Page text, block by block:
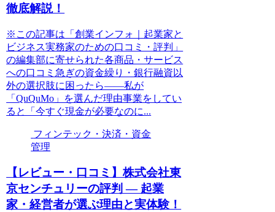
徹底解説！
※この記事は「創業インフォ｜起業家と
ビジネス実務家のための口コミ・評判」
の編集部に寄せられた各商品・サービス
への口コミ急ぎの資金繰り・銀行融資以
外の選択肢に困ったら——私が
「QuQuMo」を選んだ理由事業をしてい
ると「今すぐ現金が必要なのに...
フィンテック・決済・資金
管理
【レビュー・口コミ】株式会社東
京センチュリーの評判 ― 起業
家・経営者が選ぶ理由と実体験！